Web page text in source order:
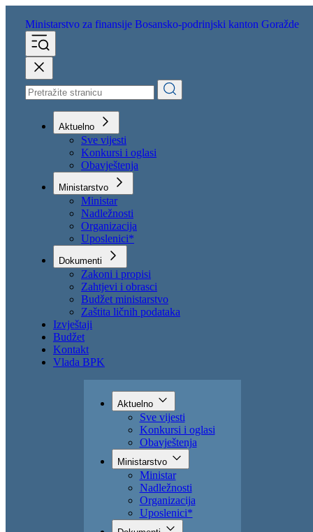
Ministarstvo za finansije
Aktuelno
Sve vijesti
Konkursi i oglasi
Obavještenja
Ministarstvo
Ministar
Nadležnosti
Organizacija
Uposlenici*
Dokumenti
Zakoni i propisi
Zahtjevi i obrasci
Budžet ministarstvo
Zaštita ličnih podataka
Izvještaji
Vlada BPK
Aktuelno
Sve vijesti
Konkursi i oglasi
Obavještenja
Ministarstvo
Ministar
Nadležnosti